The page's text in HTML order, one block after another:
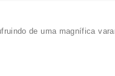
de uma magnífica